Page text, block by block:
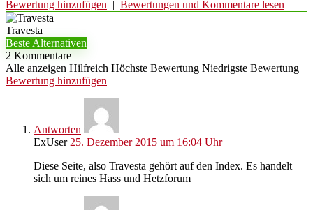
Bewertung hinzufügen | Bewertungen und Kommentare lesen
Travesta
Beste Alternativen
2 Kommentare
Alle anzeigen Hilfreich Höchste Bewertung Niedrigste Bewertung
Bewertung hinzufügen
Antworten
ExUser 25. Dezember 2015 um 16:04 Uhr
Diese Seite, also Travesta gehört auf den Index. Es handelt
sich um reines Hass und Hetzforum